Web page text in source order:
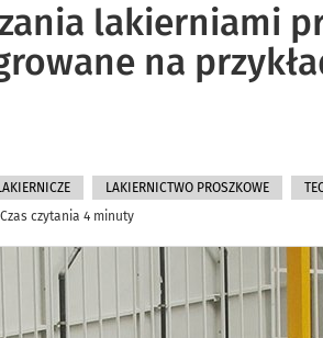
lakierniami
na
LAKIERNICTWO PROSZKOWE
czytania 4 minuty